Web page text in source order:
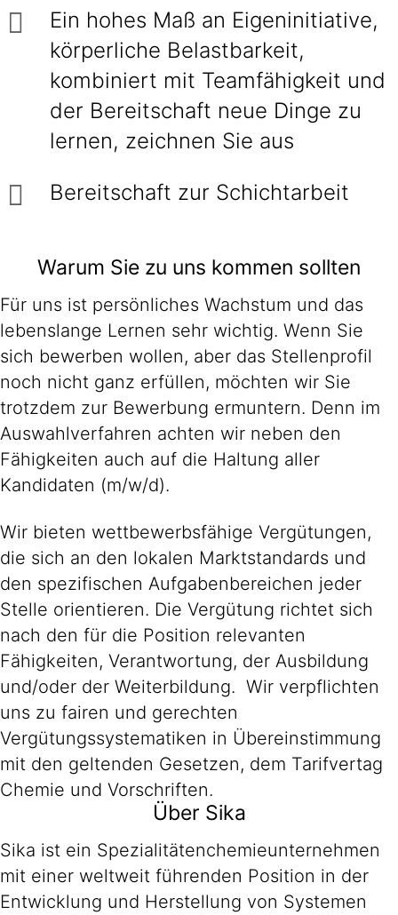
Ein hohes Maß an Eigeninitiative,
körperliche Belastbarkeit,
kombiniert mit Teamfähigkeit und
der Bereitschaft neue Dinge zu
lernen, zeichnen Sie aus
Bereitschaft zur Schichtarbeit
Warum Sie zu uns kommen sollten
Für uns ist persönliches Wachstum und das
lebenslange Lernen sehr wichtig. Wenn Sie
sich bewerben wollen, aber das Stellenprofil
noch nicht ganz erfüllen, möchten wir Sie
trotzdem zur Bewerbung ermuntern. Denn im
Auswahlverfahren achten wir neben den
Fähigkeiten auch auf die Haltung aller
Kandidaten (m/w/d).
Wir bieten wettbewerbsfähige Vergütungen,
die sich an den lokalen Marktstandards und
den spezifischen Aufgabenbereichen jeder
Stelle orientieren. Die Vergütung richtet sich
nach den für die Position relevanten
Fähigkeiten, Verantwortung, der Ausbildung
und/oder der Weiterbildung. Wir verpflichten
uns zu fairen und gerechten
Vergütungssystematiken in Übereinstimmung
mit den geltenden Gesetzen, dem Tarifvertag
Chemie und Vorschriften.
Über Sika
Sika ist ein Spezialitätenchemieunternehmen
mit einer weltweit führenden Position in der
Entwicklung und Herstellung von Systemen